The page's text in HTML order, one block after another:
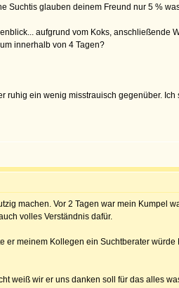
Suchtis glauben deinem Freund nur 5 %
aufgrund vom Koks,
innerhalb von 4 Tagen?
ein wenig misstrauisch gegenüber.
machen. Vor 2 Tagen war mein
volles Verständnis dafür.
meinem Kollegen ein Suchtberater
weiß wir er uns danken soll für das alles